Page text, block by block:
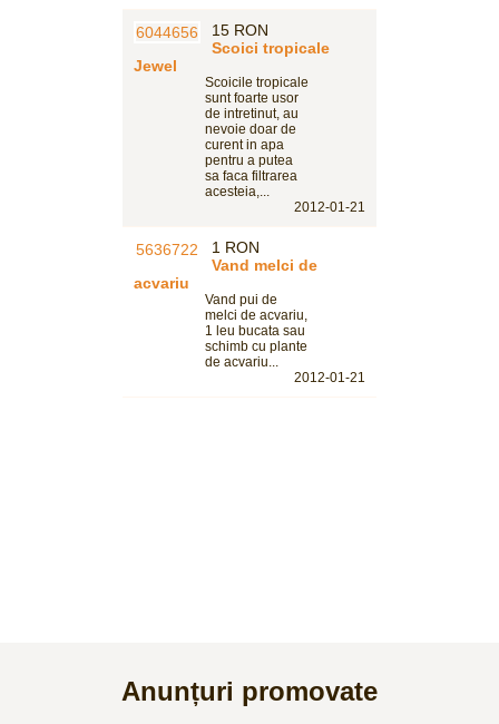
15 RON
Scoici tropicale
Jewel
Scoicile tropicale
sunt foarte usor
de intretinut, au
nevoie doar de
curent in apa
pentru a putea
sa faca filtrarea
acesteia,...
2012-01-21
1 RON
Vand melci de
acvariu
Vand pui de
melci de acvariu,
1 leu bucata sau
schimb cu plante
de acvariu...
2012-01-21
Anunțuri promovate